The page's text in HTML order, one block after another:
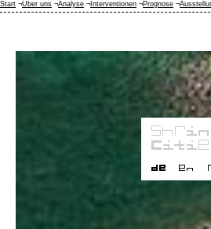
Start ¬Über uns ¬Analyse ¬ Interventionen ¬Prognose ¬